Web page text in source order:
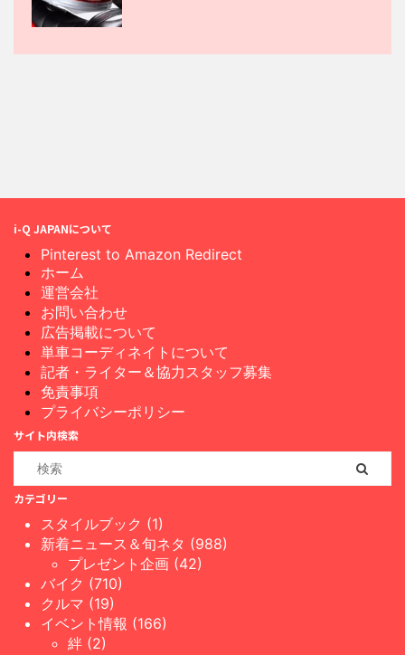
i-Q JAPANについて
Pinterest to Amazon Redirect
ホーム
運営会社
お問い合わせ
広告掲載について
単車コーディネイトについて
記者・ライター＆協力スタッフ募集
免責事項
プライバシーポリシー
サイト内検索
カテゴリー
スタイルブック (1)
新着ニュース＆旬ネタ (988)
プレゼント企画 (42)
バイク (710)
クルマ (19)
イベント情報 (166)
絆 (2)